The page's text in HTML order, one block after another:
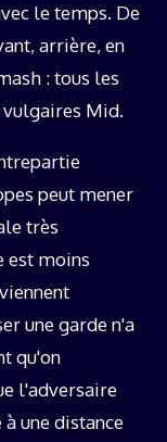
le temps. De
arrière, en
: tous les
vulgaires Mid.
peut mener
très
est moins
une garde n'a
qu'on
l'adversaire
une distance